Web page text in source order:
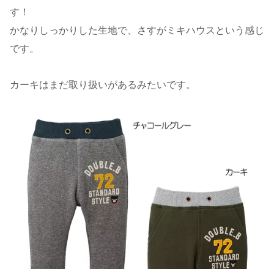
す！
かなりしっかりした生地で、さすがミキハウスという感じ
です。
カーキはまだ取り扱いがあるみたいです。